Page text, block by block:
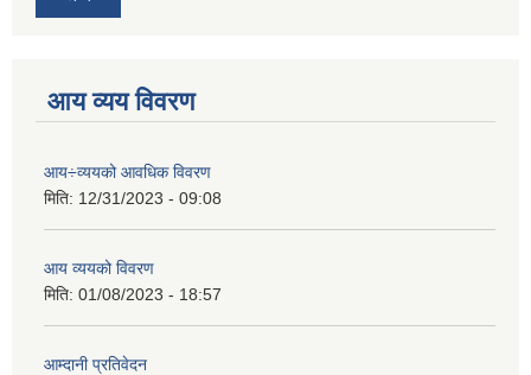
आय व्यय विवरण
आय÷व्ययको आवधिक विवरण
मिति: 12/31/2023 - 09:08
आय व्ययको विवरण
मिति: 01/08/2023 - 18:57
आम्दानी प्रतिवेदन